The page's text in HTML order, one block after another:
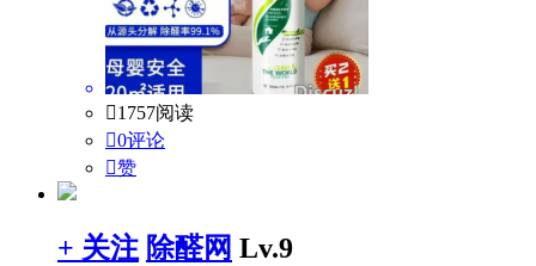
1757阅读
0评论
赞
+ 关注 除醛网 Lv.9